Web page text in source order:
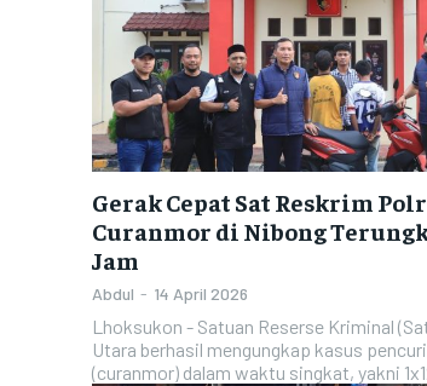
POLRES ACEH SINGKIL
POLRES ACEH TAMIANG
POLRES KOTA LANGSA
POLRES KOTA LHOKSEUMAWE
POLRES KOTA SABANG
POLRES SIMEULUE
POLRES SUBULUSSALAM
POLRES BENER MERIAH
POLRES ACEH SINGKIL
POLRES ACEH TAMIANG
POLRES KOTA LANGSA
POLRES KOTA LHOKSEUMAWE
POLRES KOTA SABANG
POLRES SIMEULUE
POLRES SUBULUSSALAM
POLRES BENER MERIAH
Gerak Cepat Sat Reskrim
Curanmor di Nibong
Jam
Abdul - 14 April 2026
Lhoksukon - Satuan Reserse Kriminal
Utara berhasil mengungkap kasus
(curanmor) dalam waktu singkat, yakni